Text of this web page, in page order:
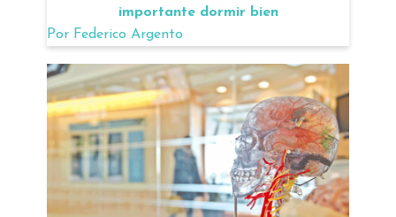
importante dormir bien
Por Federico Argento